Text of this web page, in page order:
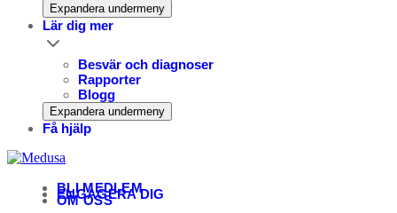
Expandera undermeny
Lär dig mer
Besvär och diagnoser
Rapporter
Blogg
Expandera undermeny
Få hjälp
Medusa
En patientförening för personer som utsatts för sexuella övergrepp
BLI MEDLEM
ENGAGERA DIG
OM OSS